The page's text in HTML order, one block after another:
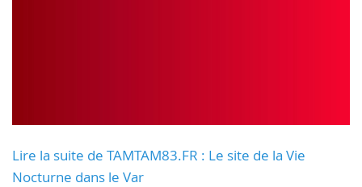
Lire la suite de TAMTAM83.FR : Le site de la Vie
Nocturne dans le Var